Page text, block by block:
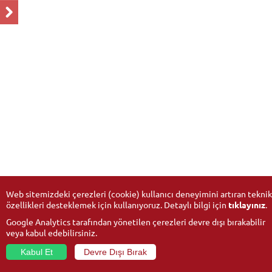
Web sitemizdeki çerezleri (cookie) kullanıcı deneyimini artıran teknik
özellikleri desteklemek için kullanıyoruz. Detaylı bilgi için tıklayınız.
Google Analytics tarafından yönetilen çerezleri devre dışı bırakabilir
veya kabul edebilirsiniz.
Kabul Et
Devre Dışı Bırak
© 2026Anadolu University- All rights reserved.